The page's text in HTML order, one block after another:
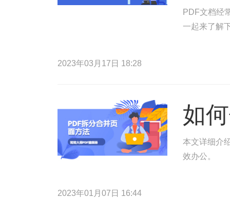
PDF文档经
一起来了解
2023年03月17日 18:28
如
本文详细介
效办公。
2023年01月07日 16:44